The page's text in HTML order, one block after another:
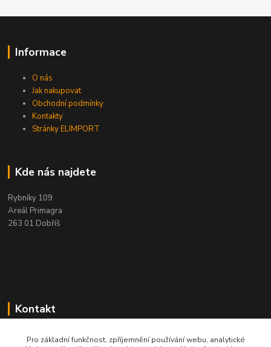
Informace
O nás
Jak nakupovat
Obchodní podmínky
Kontakty
Stránky ELIMPORT
Kde nás najdete
Rybníky 109
Areál Primagra
263 01 Dobříš
Kontakt
+420 284 811 501
Pro základní funkčnost, zpříjemnění používání webu, analytické